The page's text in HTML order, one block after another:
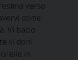
verso
come
Vi bacio
vi doni
in